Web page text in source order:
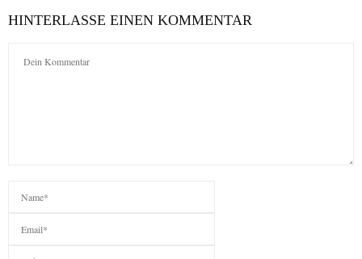
HINTERLASSE EINEN KOMMENTAR